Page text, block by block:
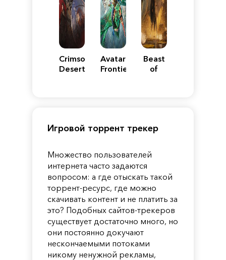
Crimson
Desert
Avatar:
Frontiers
Beast
of
Игровой торрент трекер
Множество пользователей
интернета часто задаются
вопросом: а где отыскать такой
торрент-ресурс, где можно
скачивать контент и не платить за
это? Подобных сайтов-трекеров
существует достаточно много, но
они постоянно докучают
нескончаемыми потоками
никому ненужной рекламы,